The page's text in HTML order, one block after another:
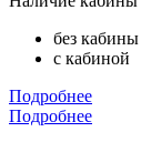
без кабины
с кабиной
Подробнее
Подробнее